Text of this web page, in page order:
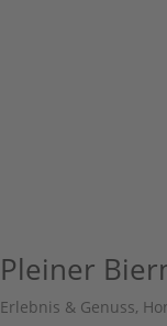
Pleiner
Erlebnis & Genuss,